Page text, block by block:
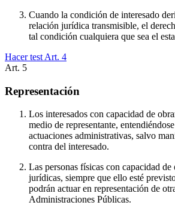
Cuando la condición de interesado
relación jurídica transmisible, el
tal condición cualquiera que sea el
Hacer test Art. 4
Art. 5
Representación
Los interesados con capacidad de
medio de representante,
actuaciones administrativas, salvo
contra del interesado.
Las personas físicas con capacidad de
jurídicas, siempre que ello esté
podrán actuar en representación de
Administraciones Públicas.